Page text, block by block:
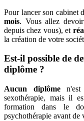
Pour lancer son cabinet
mois. Vous allez devoir
depuis chez vous), et
la création de votre
Est-il possible de
diplôme ?
Aucun diplômen'est
sexothérapie, mais il
formation dans le
psychothérapie avant de